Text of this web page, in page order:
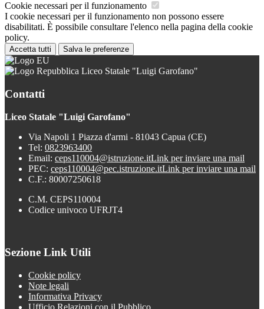
Cookie necessari per il funzionamento
I cookie necessari per il funzionamento non possono essere
disabilitati. È possibile consultare l'elenco nella pagina della cookie
policy.
Accetta tutti Salva le preferenze
Liceo Statale "Luigi Garofano"
Contatti
Liceo Statale "Luigi Garofano"
Via Napoli 1 Piazza d'armi - 81043 Capua (CE)
Tel: 0823963400
Email: ceps110004@istruzione.itLink per inviare una mail
PEC: ceps110004@pec.istruzione.itLink per inviare una mail
C.F.: 80007250618
C.M. CEPS110004
Codice univoco UFRJT4
Sezione Link Utili
Cookie policy
Note legali
Informativa Privacy
Ufficio Relazioni con il Pubblico